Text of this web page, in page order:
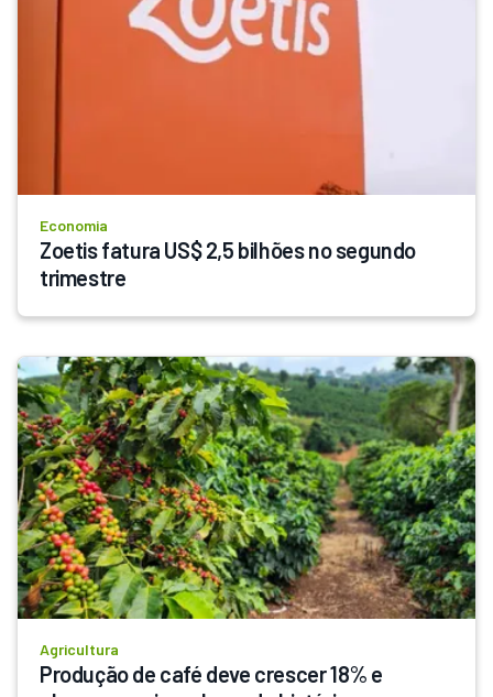
Economia
Zoetis fatura US$ 2,5 bilhões no segundo
trimestre
Agricultura
Produção de café deve crescer 18% e